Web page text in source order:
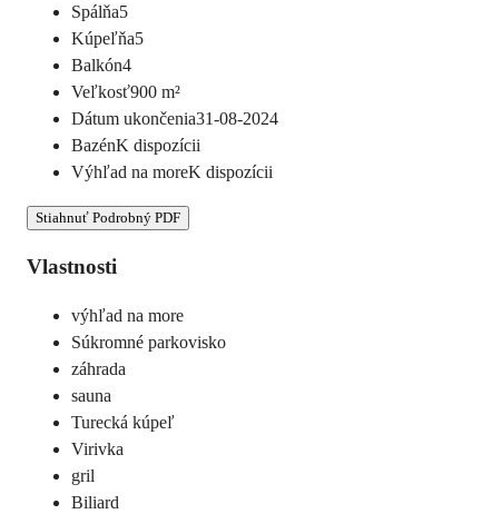
Spálňa5
Kúpeľňa5
Balkón4
Veľkosť900 m²
Dátum ukončenia31-08-2024
BazénK dispozícii
Výhľad na moreK dispozícii
Stiahnuť Podrobný PDF
Vlastnosti
výhľad na more
Súkromné parkovisko
záhrada
sauna
Turecká kúpeľ
Virivka
gril
Biliard